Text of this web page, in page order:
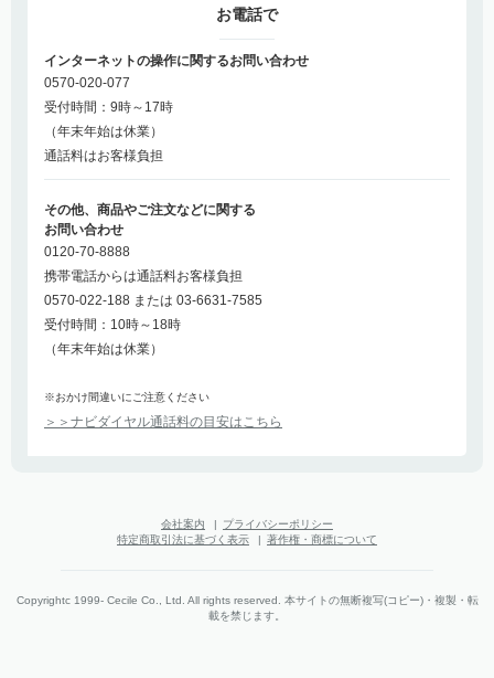
お電話で
インターネットの操作に関するお問い合わせ
0570-020-077
受付時間：9時～17時
（年末年始は休業）
通話料はお客様負担
その他、商品やご注文などに関する
お問い合わせ
0120-70-8888
携帯電話からは通話料お客様負担
0570-022-188 または 03-6631-7585
受付時間：10時～18時
（年末年始は休業）
※おかけ間違いにご注意ください
＞＞ナビダイヤル通話料の目安はこちら
会社案内
プライバシーポリシー
特定商取引法に基づく表示
著作権・商標について
Copyrightc 1999- Cecile Co., Ltd. All rights reserved. 本サイトの無断複写(コピー)・複製・転
載を禁じます。